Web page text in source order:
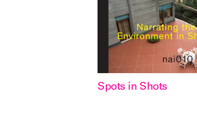
Spots in Shots